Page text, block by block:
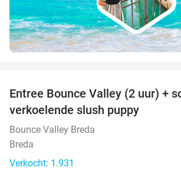
Entree Bounce Valley (2 uur) +
verkoelende slush puppy
Bounce Valley Breda
Breda
Verkocht: 1.931